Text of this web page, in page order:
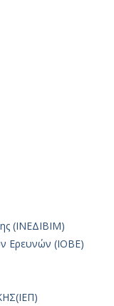
(ΙΝΕΔΙΒΙΜ)
Ερευνών (ΙΟΒΕ)